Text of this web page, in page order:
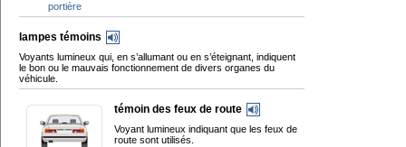
portière
lampes témoins
Voyants lumineux qui, en s’allumant ou en s’éteignant, indiquent
le bon ou le mauvais fonctionnement de divers organes du
véhicule.
témoin des feux de route
Voyant lumineux indiquant que les feux de
route sont utilisés.